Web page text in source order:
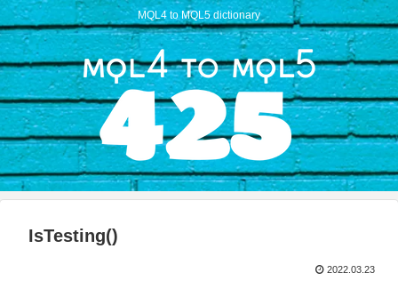
MQL4 to MQL5 dictionary
IsTesting()
2022.03.23